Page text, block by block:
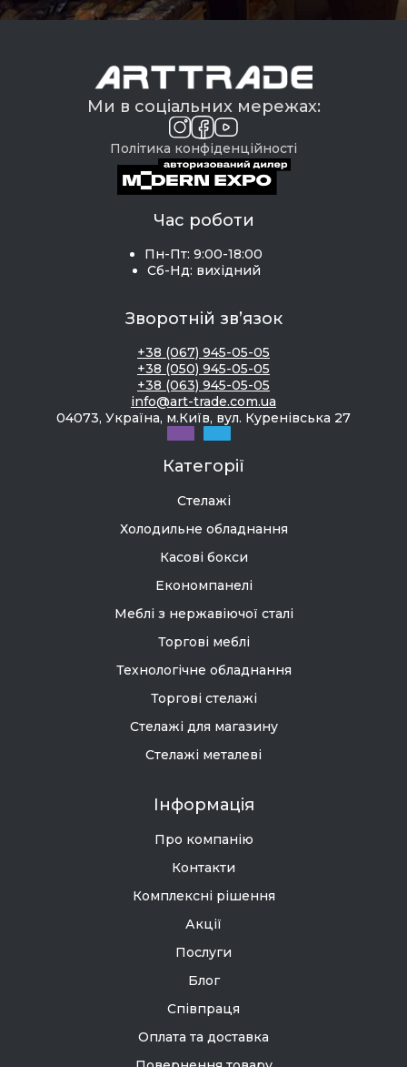
Ми в соціальних мережах:
Політика конфіденційності
Час роботи
Пн-Пт: 9:00-18:00
Сб-Нд: вихідний
Зворотній зв’язок
+38 (067) 945-05-05
+38 (050) 945-05-05
+38 (063) 945-05-05
info@art-trade.com.ua
04073, Україна, м.Київ, вул. Куренівська 27
Категорії
Стелажі
Холодильне обладнання
Касові бокси
Економпанелі
Меблі з нержавіючої сталі
Торгові меблі
Технологічне обладнання
Торгові стелажі
Стелажі для магазину
Стелажі металеві
Інформація
Про компанію
Контакти
Комплексні рішення
Акції
Послуги
Блог
Співпраця
Оплата та доставка